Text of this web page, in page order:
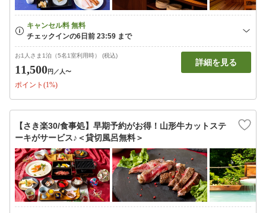
お1人さま1泊（5名1室利用時） (税込)
11,500円 ／人〜
ポイント(1%)
詳細を見る
【さき楽30/食事処】早期予約がお得！山形牛カットステ
ーキがサービス♪＜貸切風呂無料＞